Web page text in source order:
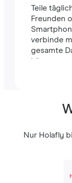
Teile
Freunden
verbinde
gesamte
hängt von
Nur Holafly